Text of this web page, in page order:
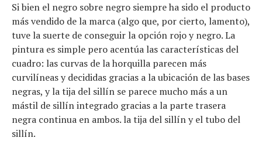
Si bien el negro sobre negro siempre ha sido el producto
más vendido de la marca (algo que, por cierto, lamento),
tuve la suerte de conseguir la opción rojo y negro. La
pintura es simple pero acentúa las características del
cuadro: las curvas de la horquilla parecen más
curvilíneas y decididas gracias a la ubicación de las bases
negras, y la tija del sillín se parece mucho más a un
mástil de sillín integrado gracias a la parte trasera
negra continua en ambos. la tija del sillín y el tubo del
sillín.